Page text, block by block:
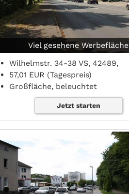
Viel gesehene Werbefläche
Wilhelmstr. 34-38 VS, 42489,
57,01 EUR (Tagespreis)
Großfläche, beleuchtet
Jetzt starten